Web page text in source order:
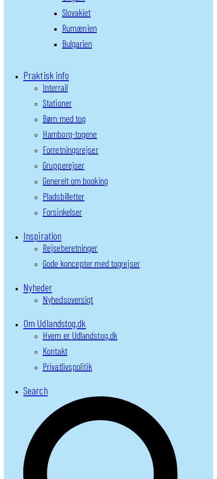
Slovakiet
Rumænien
Bulgarien
Praktisk info
Interrail
Stationer
Børn med tog
Hamborg-togene
Forretningsrejser
Grupperejser
Generelt om booking
Pladsbilletter
Forsinkelser
Inspiration
Rejseberetninger
Gode koncepter med togrejser
Nyheder
Nyhedsoversigt
Om Udlandstog.dk
Hvem er Udlandstog.dk
Kontakt
Privatlivspolitik
Search